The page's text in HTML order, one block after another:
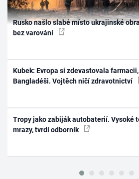
Rusko našlo slabé místo ukrajinské
bez varování
Kubek: Evropa si zdevastovala
Bangladéši. Vojtěch ničí zdravotnictví
Tropy jako zabiják autobaterií. Vysoké
mrazy, tvrdí odborník